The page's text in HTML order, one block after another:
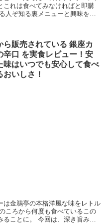
これは食べてみなければと即購
人ぞ知る裏メニューと興味をそ
ら販売されている 銀座カ
辛口 を実食レビュー！安
味はいつでも安心して食べ
おいしさ！
は金鵜亭の本格洋風な味をレトル
ころから何度も食べているこの
ることに。 今回は、深き旨みと